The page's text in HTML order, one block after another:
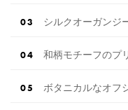
シルクオーガンジ
和柄モチーフのプ
ボタニカルなオフ